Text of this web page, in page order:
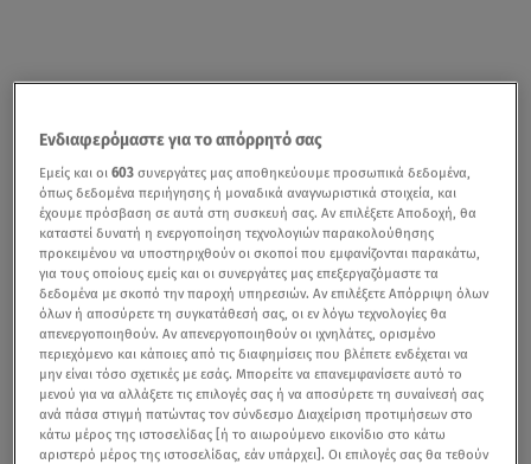
Ενδιαφερόμαστε για το απόρρητό σας
Εμείς και οι603 συνεργάτες μας αποθηκεύουμε προσωπικά δεδομένα,
όπως δεδομένα περιήγησης ή μοναδικά αναγνωριστικά στοιχεία, και
έχουμε πρόσβαση σε αυτά στη συσκευή σας. Αν επιλέξετε Αποδοχή, θα
καταστεί δυνατή η ενεργοποίηση τεχνολογιών παρακολούθησης
προκειμένου να υποστηριχθούν οι σκοποί που εμφανίζονται παρακάτω,
για τους οποίους εμείς και οι συνεργάτες μας επεξεργαζόμαστε τα
δεδομένα με σκοπό την παροχή υπηρεσιών. Αν επιλέξετε Απόρριψη όλων
όλων ή αποσύρετε τη συγκατάθεσή σας, οι εν λόγω τεχνολογίες θα
απενεργοποιηθούν. Αν απενεργοποιηθούν οι ιχνηλάτες, ορισμένο
περιεχόμενο και κάποιες από τις διαφημίσεις που βλέπετε ενδέχεται να
μην είναι τόσο σχετικές με εσάς. Μπορείτε να επανεμφανίσετε αυτό το
μενού για να αλλάξετε τις επιλογές σας ή να αποσύρετε τη συναίνεσή σας
ανά πάσα στιγμή πατώντας τον σύνδεσμο Διαχείριση προτιμήσεων στο
κάτω μέρος της ιστοσελίδας [ή το αιωρούμενο εικονίδιο στο κάτω
αριστερό μέρος της ιστοσελίδας, εάν υπάρχει]. Οι επιλογές σας θα τεθούν